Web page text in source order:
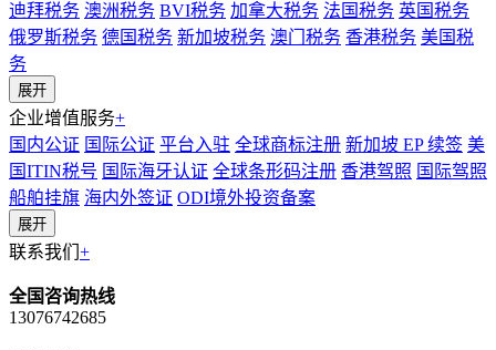
迪拜税务 澳洲税务 BVI税务 加拿大税务 法国税务 英国税务
俄罗斯税务 德国税务 新加坡税务 澳门税务 香港税务 美国税
务
展开
企业增值服务+
国内公证 国际公证 平台入驻 全球商标注册 新加坡 EP 续签 美
国ITIN税号 国际海牙认证 全球条形码注册 香港驾照 国际驾照
船舶挂旗 海内外签证 ODI境外投资备案
展开
联系我们 +
全国咨询热线
13076742685